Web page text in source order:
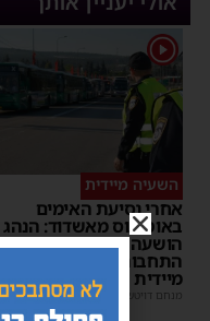
1
השעיה מיידית
אחרי נסיעת האימים
באוטובוס מאשדוד: הנהג
הושעה מתפקידו – משרד
התחבורה הורה על בדיקה
מיידית
מנחם דויטש 17:44 | 1 תגובות